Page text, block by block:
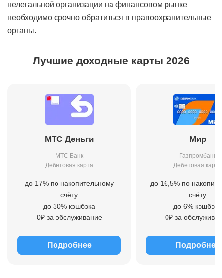
нелегальной организации на финансовом рынке
необходимо срочно обратиться в правоохранительные
органы.
Лучшие доходные карты 2026
МТС Деньги
МТС Банк
Дебетовая карта
до 17% по накопительному
счёту
до 30% кэшбэка
0₽ за обслуживание
Подробнее
Мир
Газпромбанк
Дебетовая карта
до 16,5% по
счёту
до 6% кэшбэка
0₽ за
Подробнее